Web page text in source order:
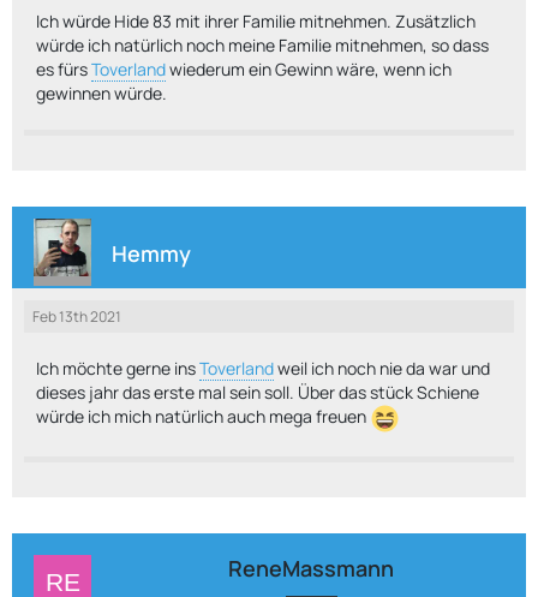
Ich würde Hide 83 mit ihrer Familie mitnehmen. Zusätzlich
würde ich natürlich noch meine Familie mitnehmen, so dass
es fürsToverlandwiederum ein Gewinn wäre, wenn ich
gewinnen würde.
Hemmy
Feb 13th 2021
Ich möchte gerne insToverlandweil ich noch nie da war und
dieses jahr das erste mal sein soll. Über das stück Schiene
würde ich mich natürlich auch mega freuen
ReneMassmann